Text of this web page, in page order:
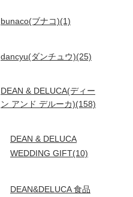
bunaco(ブナコ)(1)
dancyu(ダンチュウ)(25)
DEAN & DELUCA(ディー
ン アンド デルーカ)(158)
DEAN & DELUCA
WEDDING GIFT(10)
DEAN&DELUCA 食品